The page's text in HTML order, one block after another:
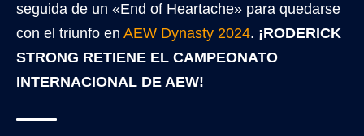
seguida de un «End of Heartache» para quedarse
con el triunfo en AEW Dynasty 2024. ¡RODERICK
STRONG RETIENE EL CAMPEONATO
INTERNACIONAL DE AEW!